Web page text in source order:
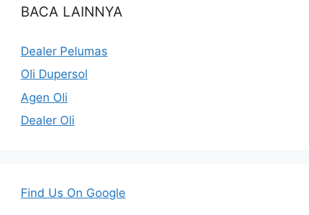
BACA LAINNYA
Dealer Pelumas
Oli Dupersol
Agen Oli
Dealer Oli
Find Us On Google